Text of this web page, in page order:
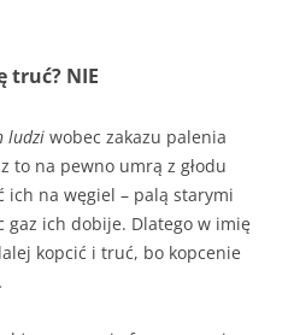
truć? NIE
ludzi wobec zakazu palenia
to na pewno umrą z głodu
na węgiel – palą starymi
gaz ich dobije. Dlatego w imię
kopcić i truć, bo kopcenie